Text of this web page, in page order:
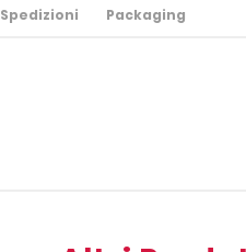
Spedizioni Packaging